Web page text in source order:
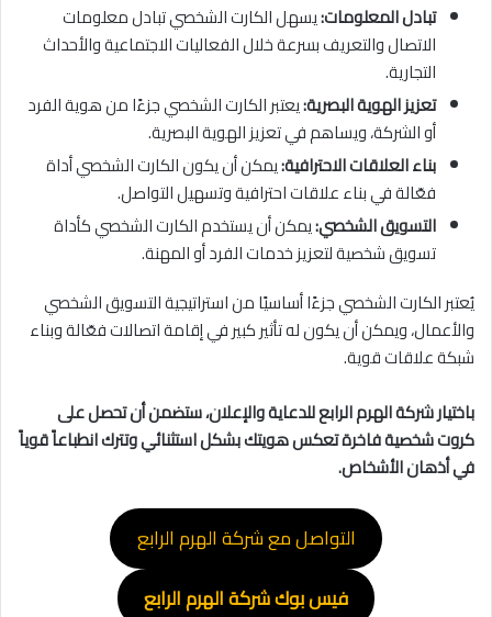
تبادل المعلومات:يسهل الكارت الشخصي تبادل معلومات
الاتصال والتعريف بسرعة خلال الفعاليات الاجتماعية والأحداث
التجارية.
تعزيز الهوية البصرية:يعتبر الكارت الشخصي جزءًا من هوية الفرد
أو الشركة، ويساهم في تعزيز الهوية البصرية.
بناء العلاقات الاحترافية:يمكن أن يكون الكارت الشخصي أداة
فعّالة في بناء علاقات احترافية وتسهيل التواصل.
التسويق الشخصي:يمكن أن يستخدم الكارت الشخصي كأداة
تسويق شخصية لتعزيز خدمات الفرد أو المهنة.
يُعتبر الكارت الشخصي جزءًا أساسيًا من استراتيجية التسويق الشخصي
والأعمال، ويمكن أن يكون له تأثير كبير في إقامة اتصالات فعّالة وبناء
شبكة علاقات قوية.
باختيار شركة الهرم الرابع للدعاية والإعلان، ستضمن أن تحصل على
كروت شخصية فاخرة تعكس هويتك بشكل استثنائي وتترك انطباعاً قوياً
في أذهان الأشخاص.
التواصل مع شركة الهرم الرابع
فيس بوك شركة الهرم الرابع